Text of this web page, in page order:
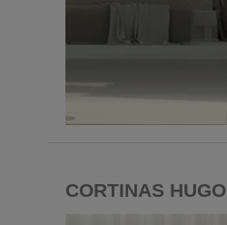
CORTINAS HUGO